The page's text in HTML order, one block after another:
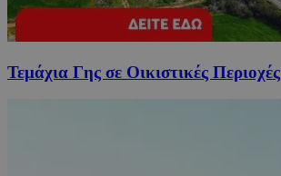
Τεμάχια Γης σε Οικιστικές Περιοχές